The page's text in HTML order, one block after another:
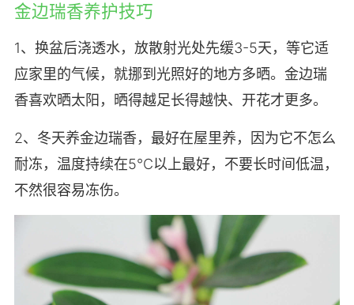
金边瑞香养护技巧
1、换盆后浇透水，放散射光处先缓3-5天，等它适
应家里的气候，就挪到光照好的地方多晒。金边瑞
香喜欢晒太阳，晒得越足长得越快、开花才更多。
2、冬天养金边瑞香，最好在屋里养，因为它不怎么
耐冻，温度持续在5℃以上最好，不要长时间低温，
不然很容易冻伤。